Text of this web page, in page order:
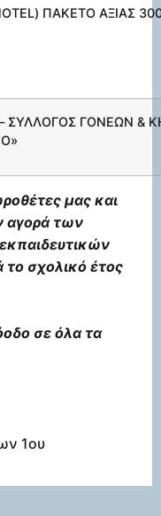
) ΠΑΚΕΤΟ ΑΞΙΑΣ
ΣΥΛΛΟΓΟΣ ΓΟΝΕΩΝ &
μας και
αγορά των
σχολικό έτος
σε όλα τα
1ου